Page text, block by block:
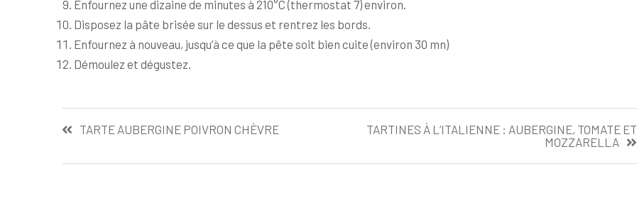
Enfournez une dizaine de minutes à 210°C (thermostat 7) environ.
Disposez la pâte brisée sur le dessus et rentrez les bords.
Enfournez à nouveau, jusqu’à ce que la pête soit bien cuite (environ 30 mn)
Démoulez et dégustez.
Navigation
TARTE AUBERGINE POIVRON CHÈVRE
TARTINES À L’ITALIENNE : AUBERGINE, TOMATE ET
MOZZARELLA